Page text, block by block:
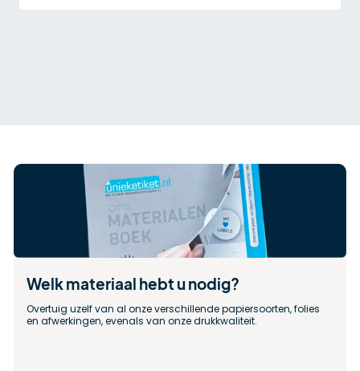
Welk materiaal hebt u nodig?
Overtuig uzelf van al onze verschillende papiersoorten, folies
en afwerkingen, evenals van onze drukkwaliteit.